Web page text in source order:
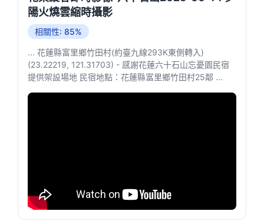
陽火燒雲縮時攝影
相關性: 85%
... 花蓮縣富里鄉竹田村(約臺九線293K東側轉入)
(23.22219, 121.31703) - 感謝花蓮六十石山忘憂園民宿
提供架設場地 民宿地點：花蓮縣富里鄉竹田村25鄰 ...